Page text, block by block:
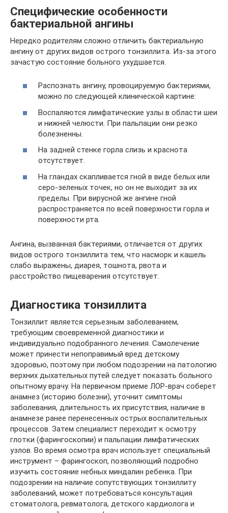
Специфические особенности
бактериальной ангины
Нередко родителям сложно отличить бактериальную
ангину от других видов острого тонзиллита. Из-за этого
зачастую состояние больного ухудшается.
Распознать ангину, провоцируемую бактериями,
можно по следующей клинической картине:
Воспаляются лимфатические узлы в области шеи
и нижней челюсти. При пальпации они резко
болезненны.
На задней стенке горла слизь и краснота
отсутствует.
На гландах скапливается гной в виде белых или
серо-зеленых точек, но он не выходит за их
пределы. При вирусной же ангине гной
распространяется по всей поверхности горла и
поверхности рта.
Ангина, вызванная бактериями, отличается от других
видов острого тонзиллита тем, что насморк и кашель
слабо выражены, диарея, тошнота, рвота и
расстройство пищеварения отсутствует.
Диагностика тонзиллита
Тонзиллит является серьезным заболеванием,
требующим своевременной диагностики и
индивидуально подобранного лечения. Самолечение
может принести непоправимый вред детскому
здоровью, поэтому при любом подозрении на патологию
верхних дыхательных путей следует показать больного
опытному врачу. На первичном приеме ЛОР-врач соберет
анамнез (историю болезни), уточнит симптомы
заболевания, длительность их присутствия, наличие в
анамнезе ранее перенесенных острых воспалительных
процессов. Затем специалист переходит к осмотру
глотки (фарингоскопии) и пальпации лимфатических
узлов. Во время осмотра врач использует специальный
инструмент – фарингоскоп, позволяющий подробно
изучить состояние небных миндалин ребенка. При
подозрении на наличие сопутствующих тонзиллиту
заболеваний, может потребоваться консультация
стоматолога, ревматолога, детского кардиолога и